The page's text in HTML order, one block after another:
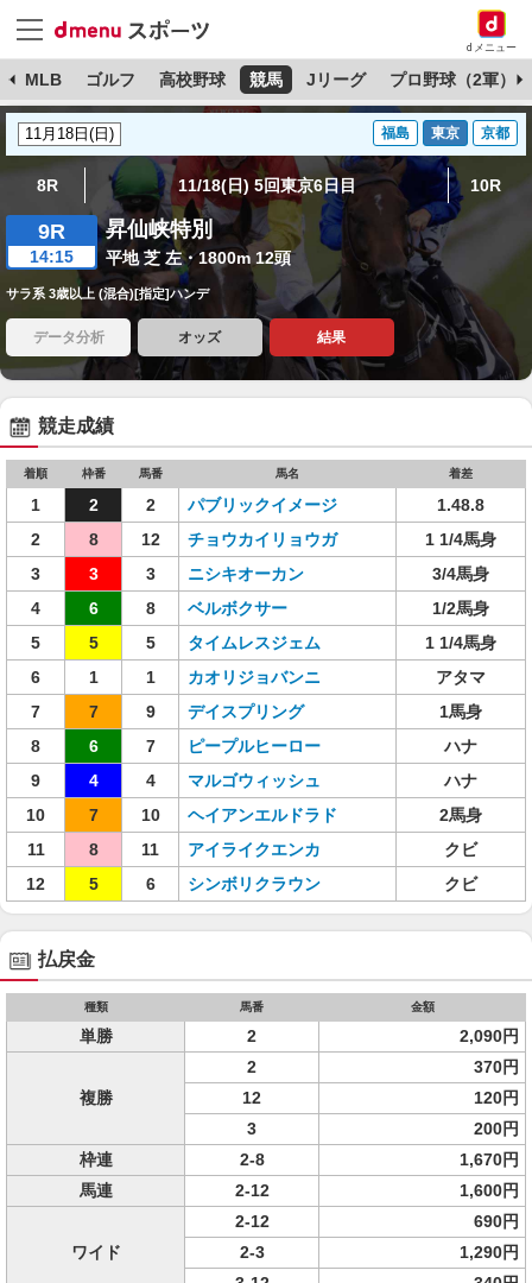
dメニュー
MLB ゴルフ 高校野球 競馬 Jリーグ プロ野球（2軍）
福島 東京 京都
8R 11/18(日) 5回東京6日目 10R
9R
14:15
昇仙峡特別
平地 芝 左・1800m 12頭
サラ系 3歳以上 (混合)[指定]ハンデ
データ分析 オッズ 結果
競走成績
着順 枠番 馬番 馬名 着差
1 2 2 パブリックイメージ
1.48.8
2
8 12 チョウカイリョウガ
1 1/4馬身
3
3 3 ニシキオーカン
3/4馬身
4
6 8 ベルボクサー
1/2馬身
5
5 5 タイムレスジェム
1 1/4馬身
6
1 1 カオリジョバンニ
アタマ
7
7 9 デイスプリング
1馬身
8
6 7 ピープルヒーロー
ハナ
9
4 4 マルゴウィッシュ
ハナ
10
7 10 ヘイアンエルドラド
2馬身
11
8 11 アイライクエンカ
クビ
12
5 6 シンボリクラウン クビ
払戻金
種類 馬番 金額
単勝 2 2,090円
複勝
2
370円
12
120円
3
200円
枠連
2-8
1,670円
馬連
2-12 1,600円
ワイド
2-12
690円
2-3
1,290円